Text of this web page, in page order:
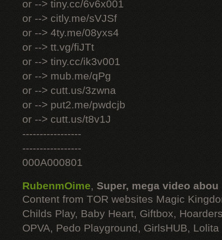
or --> tiny.cc/6v6x001
or --> citly.me/sVJSf
or --> 4ty.me/08yxs4
or --> tt.vg/fiJTt
or --> tiny.cc/ik3v001
or --> mub.me/qPg
or --> cutt.us/3zwna
or --> put2.me/pwdcjb
or --> cutt.us/t8v1J
-----------------
-----------------
000A000801
RubenmOime, Super, mega video abou
Content from TOR websites Magic
Childs Play, Baby Heart, Giftbox,
OPVA, Pedo Playground, GirlsHUB, Lolita